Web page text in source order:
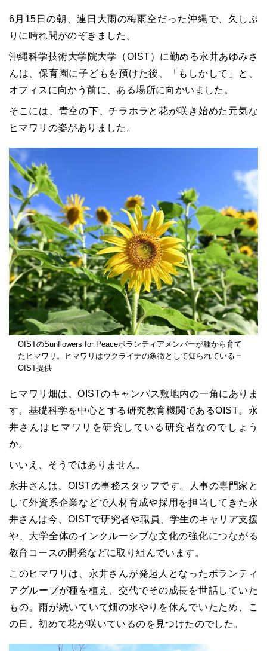
6月15日の朝、連日大雨の梅雨空だった沖縄で、久しぶ
りに晴れ間がのぞきました。
沖縄科学技術大学院大学（OIST）に勤める永井あゆみさ
んは、保育園に子どもを預けた後、「もしかして」と、
オフィスに向かう前に、ある場所に向かいました。
そこには、青空の下、チラホラと花が咲き始めた元気な
ヒマワリの姿がありました。
OISTのSunflowers for Peaceボランティアメンバーが種から育て
たヒマワリ。ヒマワリはウクライナの象徴として知られている＝
OIST提供
ヒマワリ畑は、OISTのキャンパス敷地内の一角にありま
す。基礎科学を中心とする研究教育機関であるOIST。永
井さんはヒマワリを研究している研究者なのでしょう
か。
いいえ、そうではありません。
永井さんは、OISTの事務スタッフです。人事の専門家と
して外資系企業などで人材育成や採用を担当してきた永
井さんは今、OISTで研究者や職員、学生のキャリア支援
や、大学全体のインクルーシブな文化の強化につながる
教育コースの開発などに取り組んでいます。
このヒマワリは、永井さんが発起人となったボランティ
アグループが種を植え、交代でその成長を世話していた
もの。雨が続いていて畑の水やりを休んでいたため、こ
の日、初めて花が咲いているのを見つけたのでした。